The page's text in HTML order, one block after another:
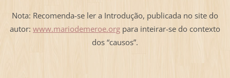
Nota: Recomenda-se ler a Introdução, publicada no site do
autor: www.mariodemeroe.org para inteirar-se do contexto
dos “causos”.